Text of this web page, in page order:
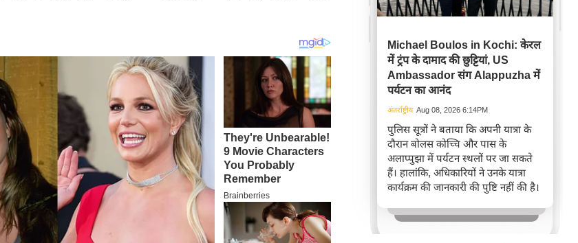
Michael Boulos in Kochi: केरल
में ट्रंप के दामाद की छुट्टियां, US
Ambassador संग Alappuzha में
पर्यटन का आनंद
अंतर्राष्ट्रीय Aug 08, 2026 6:14PM
पुलिस सूत्रों ने बताया कि अपनी यात्रा के
दौरान बोलस कोच्चि और पास के
अलाप्पुझा में पर्यटन स्थलों पर जा सकते
हैं। हालांकि, अधिकारियों ने उनके यात्रा
कार्यक्रम की जानकारी की पुष्टि नहीं की है।